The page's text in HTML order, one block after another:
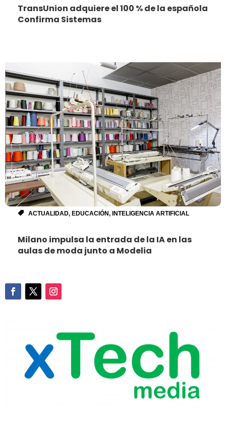
TransUnion adquiere el 100 % de la española
Confirma Sistemas
ACTUALIDAD, EDUCACIÓN, INTELIGENCIA ARTIFICIAL
Milano impulsa la entrada de la IA en las
aulas de moda junto a Modelia